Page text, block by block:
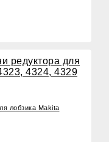
лобзика Makita